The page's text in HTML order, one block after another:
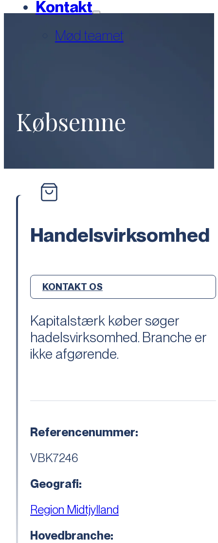
Kontakt
Mød teamet
Købsemne
Handelsvirksomhed
KONTAKT OS
Kapitalstærk køber søger
hadelsvirksomhed. Branche er
ikke afgørende.
Referencenummer:
VBK7246
Geografi:
Region Midtjylland
Hovedbranche: